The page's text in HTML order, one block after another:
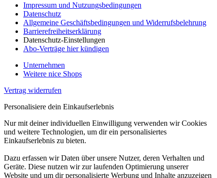
Impressum und Nutzungsbedingungen
Datenschutz
Allgemeine Geschäftsbedingungen und Widerrufsbelehrung
Barrierefreiheitserklärung
Datenschutz-Einstellungen
Abo-Verträge hier kündigen
Unternehmen
Weitere nice Shops
Vertrag widerrufen
Personalisiere dein Einkaufserlebnis
Nur mit deiner individuellen Einwilligung verwenden wir Cookies
und weitere Technologien, um dir ein personalisiertes
Einkaufserlebnis zu bieten.
Dazu erfassen wir Daten über unsere Nutzer, deren Verhalten und
Geräte. Diese nutzen wir zur laufenden Optimierung unserer
Website und um dir personalisierte Werbung und Inhalte anzuzeigen